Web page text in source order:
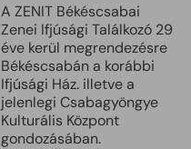
A ZENIT Békéscsabai
Zenei Ifjúsági Találkozó 29
éve kerül megrendezésre
Békéscsabán a korábbi
Ifjúsági Ház. illetve a
jelenlegi Csabagyöngye
Kulturális Központ
gondozásában.